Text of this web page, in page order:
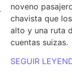
noveno
chavista que
alto y una ruta
cuentas suizas.
SEGUIR